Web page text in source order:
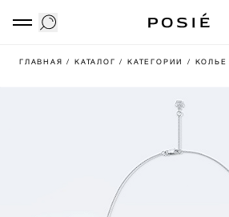
ГЛАВНАЯ/ КАТАЛОГ/ КАТЕГОРИИ/ КОЛЬЕ